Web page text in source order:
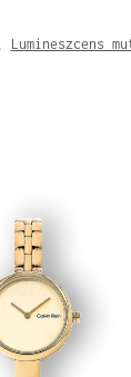
Lumineszcens